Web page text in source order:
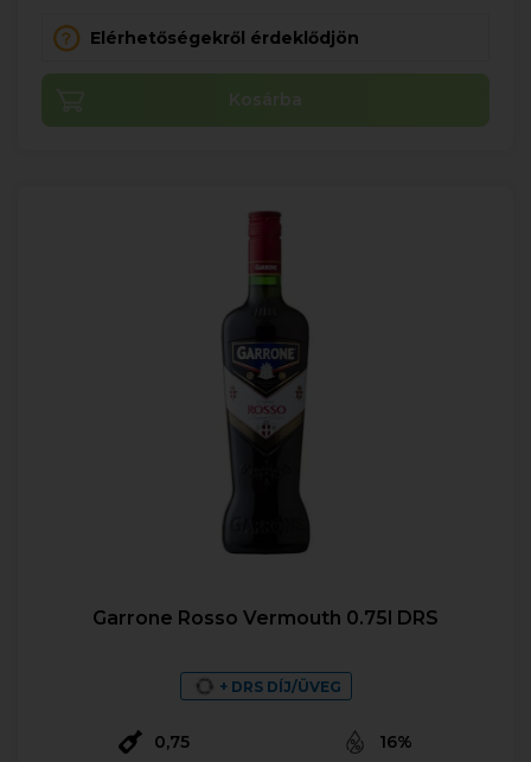
Elérhetőségekről érdeklődjön
Kosárba
Garrone Rosso Vermouth 0.75l DRS
+ DRS DÍJ/ÜVEG
0,75 16%